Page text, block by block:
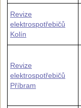
Revize
elektrospotřebičů
Kolín
Revize
elektrospotřebičů
Příbram